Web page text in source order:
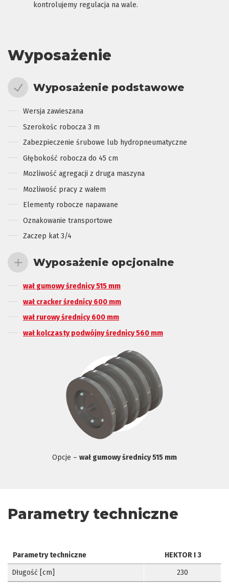
kontrolujemy regulacja na wale.
Wyposażenie
Wyposażenie podstawowe
Wersja zawieszana
Szerokośc robocza 3 m
Zabezpieczenie śrubowe lub hydropneumatyczne
Głębokość robocza do 45 cm
Mozliwość agregacji z druga maszyna
Mozliwość pracy z wałem
Elementy robocze napawane
Oznakowanie transportowe
Zaczep kat 3/4
Wyposażenie opcjonalne
wał gumowy średnicy 515 mm
wał cracker średnicy 600 mm
wał rurowy średnicy 600 mm
wał kolczasty podwójny średnicy 560 mm
Opcje – wał gumowy średnicy 515 mm
Parametry techniczne
HEKTOR I 3
230
Parametry techniczne
Długość [cm]